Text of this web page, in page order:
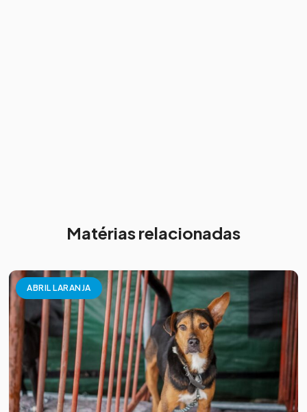
Matérias relacionadas
ABRIL LARANJA